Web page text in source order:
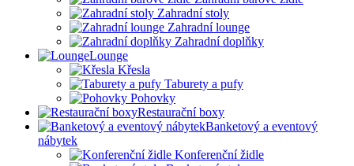
Zahradní stoly
Zahradní lounge
Zahradní doplňky
Lounge
Křesla
Taburety a pufy
Pohovky
Restaurační boxy
Banketový a eventový
nábytek
Konferenční židle